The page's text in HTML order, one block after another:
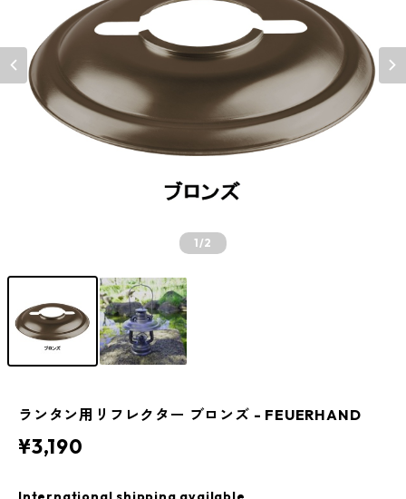
1/2
ランタン用リフレクター ブロンズ - FEUERHAND
¥3,190